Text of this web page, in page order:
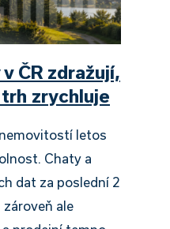
ČR zdražují,
zrychluje
letos
Chaty a
dat za poslední 2
ale